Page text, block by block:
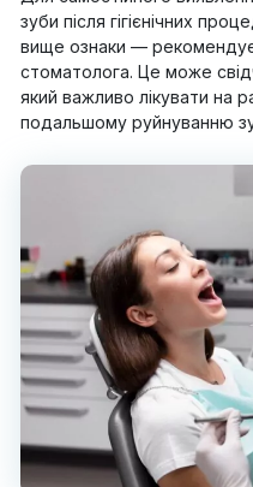
зуби після гігієнічних
вище ознаки —
стоматолога. Це може
який важливо лікувати на
подальшому руйнуванню